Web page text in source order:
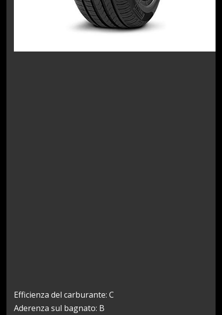
Efficienza del carburante: C
Aderenza sul bagnato: B